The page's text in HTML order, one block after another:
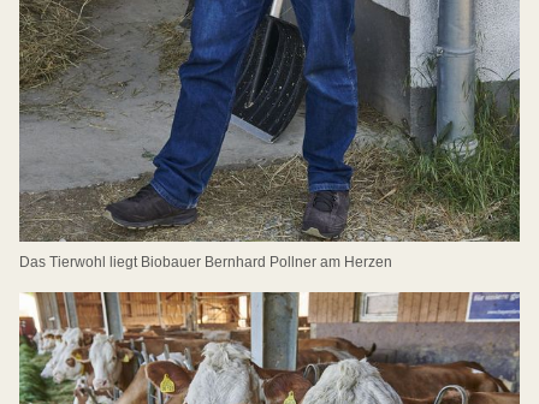
Das Tierwohl liegt Biobauer Bernhard Pollner am Herzen